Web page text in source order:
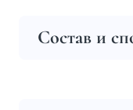
Состав и